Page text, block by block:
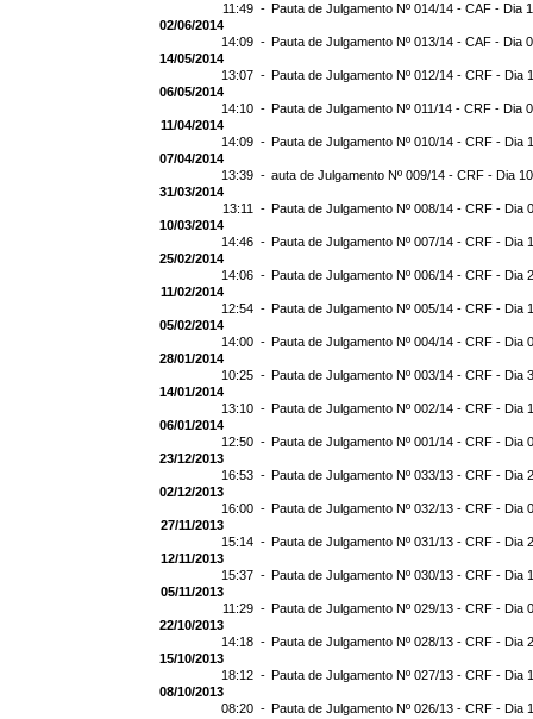
11:49 - Pauta de Julgamento Nº 014/14 - CAF - Dia
02/06/2014
14:09 - Pauta de Julgamento Nº 013/14 - CAF - Dia
14/05/2014
13:07 - Pauta de Julgamento Nº 012/14 - CRF - Dia
06/05/2014
14:10 - Pauta de Julgamento Nº 011/14 - CRF - Dia
11/04/2014
14:09 - Pauta de Julgamento Nº 010/14 - CRF - Dia
07/04/2014
13:39 - auta de Julgamento Nº 009/14 - CRF - Dia
31/03/2014
13:11 - Pauta de Julgamento Nº 008/14 - CRF - Dia
10/03/2014
14:46 - Pauta de Julgamento Nº 007/14 - CRF - Dia
25/02/2014
14:06 - Pauta de Julgamento Nº 006/14 - CRF - Dia
11/02/2014
12:54 - Pauta de Julgamento Nº 005/14 - CRF - Dia
05/02/2014
14:00 - Pauta de Julgamento Nº 004/14 - CRF - Dia
28/01/2014
10:25 - Pauta de Julgamento Nº 003/14 - CRF - Dia
14/01/2014
13:10 - Pauta de Julgamento Nº 002/14 - CRF - Dia
06/01/2014
12:50 - Pauta de Julgamento Nº 001/14 - CRF - Dia
23/12/2013
16:53 - Pauta de Julgamento Nº 033/13 - CRF - Dia
02/12/2013
16:00 - Pauta de Julgamento Nº 032/13 - CRF - Dia
27/11/2013
15:14 - Pauta de Julgamento Nº 031/13 - CRF - Dia
12/11/2013
15:37 - Pauta de Julgamento Nº 030/13 - CRF - Dia
05/11/2013
11:29 - Pauta de Julgamento Nº 029/13 - CRF - Dia
22/10/2013
14:18 - Pauta de Julgamento Nº 028/13 - CRF - Dia
15/10/2013
18:12 - Pauta de Julgamento Nº 027/13 - CRF - Dia
08/10/2013
08:20 - Pauta de Julgamento Nº 026/13 - CRF - Dia